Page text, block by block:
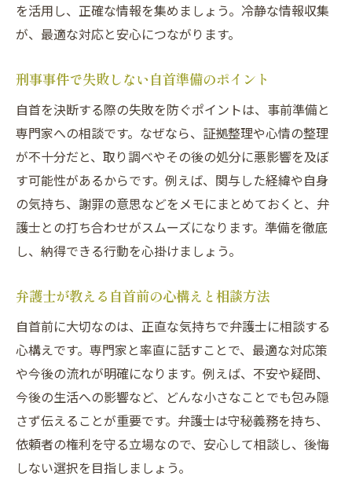
を活用し、正確な情報を集めましょう。冷静な情報収集
が、最適な対応と安心につながります。
刑事事件で失敗しない自首準備のポイント
自首を決断する際の失敗を防ぐポイントは、事前準備と
専門家への相談です。なぜなら、証拠整理や心情の整理
が不十分だと、取り調べやその後の処分に悪影響を及ぼ
す可能性があるからです。例えば、関与した経緯や自身
の気持ち、謝罪の意思などをメモにまとめておくと、弁
護士との打ち合わせがスムーズになります。準備を徹底
し、納得できる行動を心掛けましょう。
弁護士が教える自首前の心構えと相談方法
自首前に大切なのは、正直な気持ちで弁護士に相談する
心構えです。専門家と率直に話すことで、最適な対応策
や今後の流れが明確になります。例えば、不安や疑問、
今後の生活への影響など、どんな小さなことでも包み隠
さず伝えることが重要です。弁護士は守秘義務を持ち、
依頼者の権利を守る立場なので、安心して相談し、後悔
しない選択を目指しましょう。